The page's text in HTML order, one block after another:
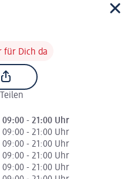
für Dich da
Teilen
09:00 - 21:00 Uhr
09:00 - 21:00 Uhr
09:00 - 21:00 Uhr
09:00 - 21:00 Uhr
09:00 - 21:00 Uhr